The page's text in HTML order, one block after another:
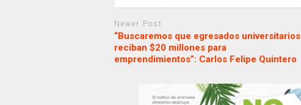
Newer Post
“Buscaremos que egresados universitarios
reciban $20 millones para
emprendimientos”: Carlos Felipe Quintero